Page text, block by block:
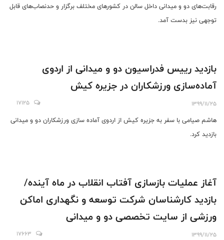
رقابت‌های دو و میدانی داخل سالن در کشورهای مختلف برگزار و حدنصاب‌های قابل
توجهی نیز بدست آمد.
بازدید رییس فدراسیون دو و میدانی از اردوی
آماده‌سازی ورزشکاران در جزیره کیش
1399/11/25
17125
هاشم صیامی با سفر به جزیره کیش از اردوی آماده سازی ورزشکاران دو و میدانی
بازدید کرد.
آغاز عملیات بازسازی آفتاب انقلاب در ماه آینده/
بازدید کارشناسان شرکت توسعه و نگهداری اماکن
ورزشی از سایت تخصصی دو و میدانی
1399/11/25
17663